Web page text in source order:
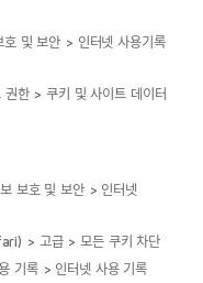
및 보안 > 인터넷 사용기록
한 > 쿠키 및 사이트 데이터
보호 및 보안 > 인터넷
> 고급 > 모든 쿠키 차단
기록 > 인터넷 사용 기록